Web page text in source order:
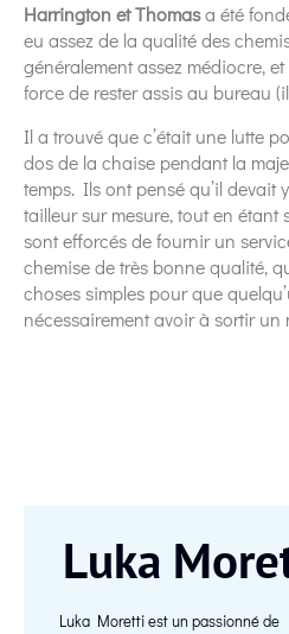
Harrington et Thomasa été
eu assez de la qualité des
généralement assez médiocre,
force de rester assis au bureau
Il a trouvé que c’était une lutte
dos de la chaise pendant la
temps. Ils ont pensé qu’il
tailleur sur mesure, tout en
sont efforcés de fournir un
chemise de très bonne qualité,
choses simples pour que
nécessairement avoir à sortir un
Luka
Luka Moretti est un passionné de